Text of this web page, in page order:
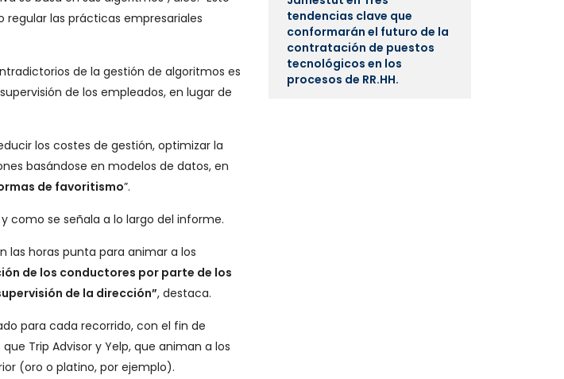
las prácticas empresariales
de la gestión de algoritmos es
de los empleados, en lugar de
los costes de gestión, optimizar la
basándose en modelos de datos, en
de favoritismo”.
como se señala a lo largo del informe.
las horas punta para animar a los
de los conductores por parte de los
de la dirección”, destaca.
para cada recorrido, con el fin de
Trip Advisor y Yelp, que animan a los
(oro o platino, por ejemplo).
tendencias clave que
conformarán el futuro de la
contratación de puestos
tecnológicos en los
procesos de RR.HH.